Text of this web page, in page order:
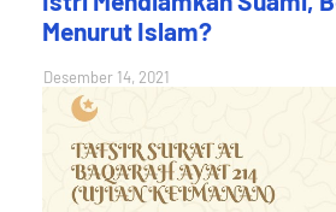
Menurut Islam?
Desember 14, 2021